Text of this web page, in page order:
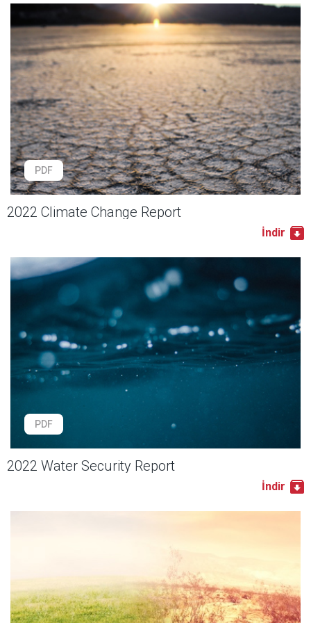
PDF
2022 Climate Change Report
İndir
PDF
2022 Water Security Report
İndir